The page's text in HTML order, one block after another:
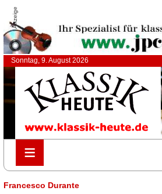
Anzeige
Sonntag, 9. August 2026
≡
≡
Francesco Durante